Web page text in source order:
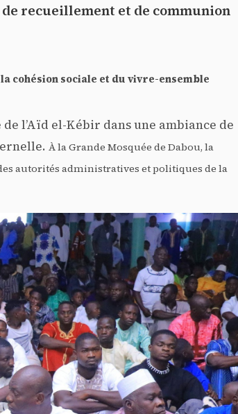
recueillement et de communion
cohésion sociale et du vivre-ensemble
l’Aïd el-Kébir dans une ambiance de
À la Grande Mosquée de Dabou, la
autorités administratives et politiques de la